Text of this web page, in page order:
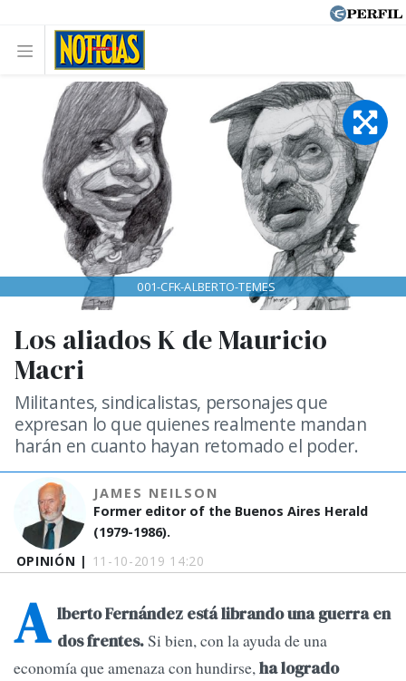
OPINIÓN | 11-10-2019 14:20
Los aliados K de Mauricio
Macri
Militantes, sindicalistas, personajes que
expresan lo que quienes realmente mandan
harán en cuanto hayan retomado el poder.
JAMES NEILSON
Former editor of the Buenos Aires Herald
(1979-1986).
001-CFK-ALBERTO-TEMES
A lberto Fernández está librando una guerra en
dos frentes.Si bien, con la ayuda de una
economía que amenaza con hundirse,ha logrado